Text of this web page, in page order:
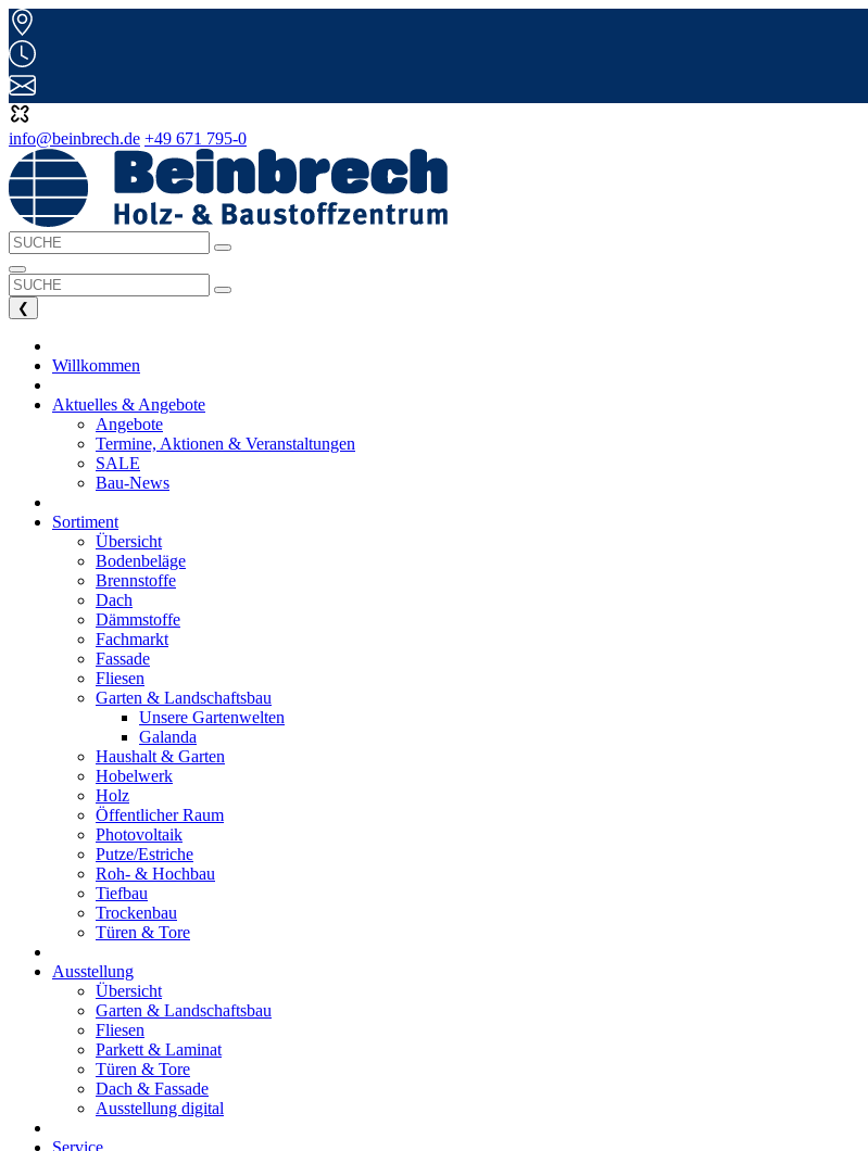
info@beinbrech.de +49 671 795-0
❮
Willkommen
Aktuelles & Angebote
Angebote
Termine, Aktionen & Veranstaltungen
SALE
Bau-News
Sortiment
Übersicht
Bodenbeläge
Brennstoffe
Dach
Dämmstoffe
Fachmarkt
Fassade
Fliesen
Garten & Landschaftsbau
Unsere Gartenwelten
Galanda
Haushalt & Garten
Hobelwerk
Holz
Öffentlicher Raum
Photovoltaik
Putze/Estriche
Roh- & Hochbau
Tiefbau
Trockenbau
Türen & Tore
Ausstellung
Übersicht
Garten & Landschaftsbau
Fliesen
Parkett & Laminat
Türen & Tore
Dach & Fassade
Ausstellung digital
Service